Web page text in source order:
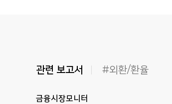
관련 보고서 #외환/환율
금융시장모니터